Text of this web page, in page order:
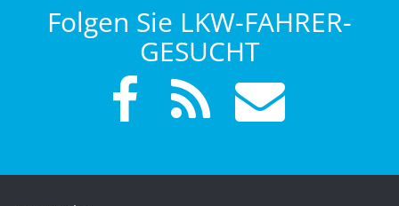
Folgen Sie LKW-FAHRER-
GESUCHT